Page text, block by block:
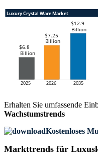
Erhalten Sie umfassende
Wachstumstrends
Kostenloses
Markttrends für